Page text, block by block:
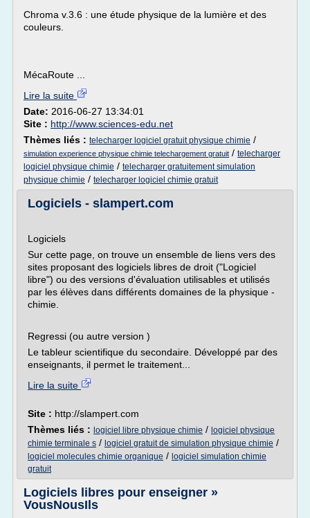
Chroma v.3.6 : une étude physique de la lumière et des
couleurs.
MécaRoute ...
Lire la suite
Date: 2016-06-27 13:34:01
Site : http://www.sciences-edu.net
Thèmes liés : telecharger logiciel gratuit physique chimie /
simulation experience physique chimie telechargement gratuit / telecharger
logiciel physique chimie / telecharger gratuitement simulation
physique chimie / telecharger logiciel chimie gratuit
Logiciels - slampert.com
Logiciels
Sur cette page, on trouve un ensemble de liens vers des
sites proposant des logiciels libres de droit ("Logiciel
libre") ou des versions d'évaluation utilisables et utilisés
par les élèves dans différents domaines de la physique -
chimie.
Regressi (ou autre version )
Le tableur scientifique du secondaire. Développé par des
enseignants, il permet le traitement...
Lire la suite
Site : http://slampert.com
Thèmes liés : logiciel libre physique chimie / logiciel physique
chimie terminale s / logiciel gratuit de simulation physique chimie /
logiciel molecules chimie organique / logiciel simulation chimie
gratuit
Logiciels libres pour enseigner »
VousNousIls